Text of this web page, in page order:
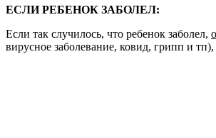
ЕСЛИ РЕБЕНОК ЗАБОЛЕЛ:
Если так случилось, что ребенок заболел,
вирусное заболевание, ковид, грипп и